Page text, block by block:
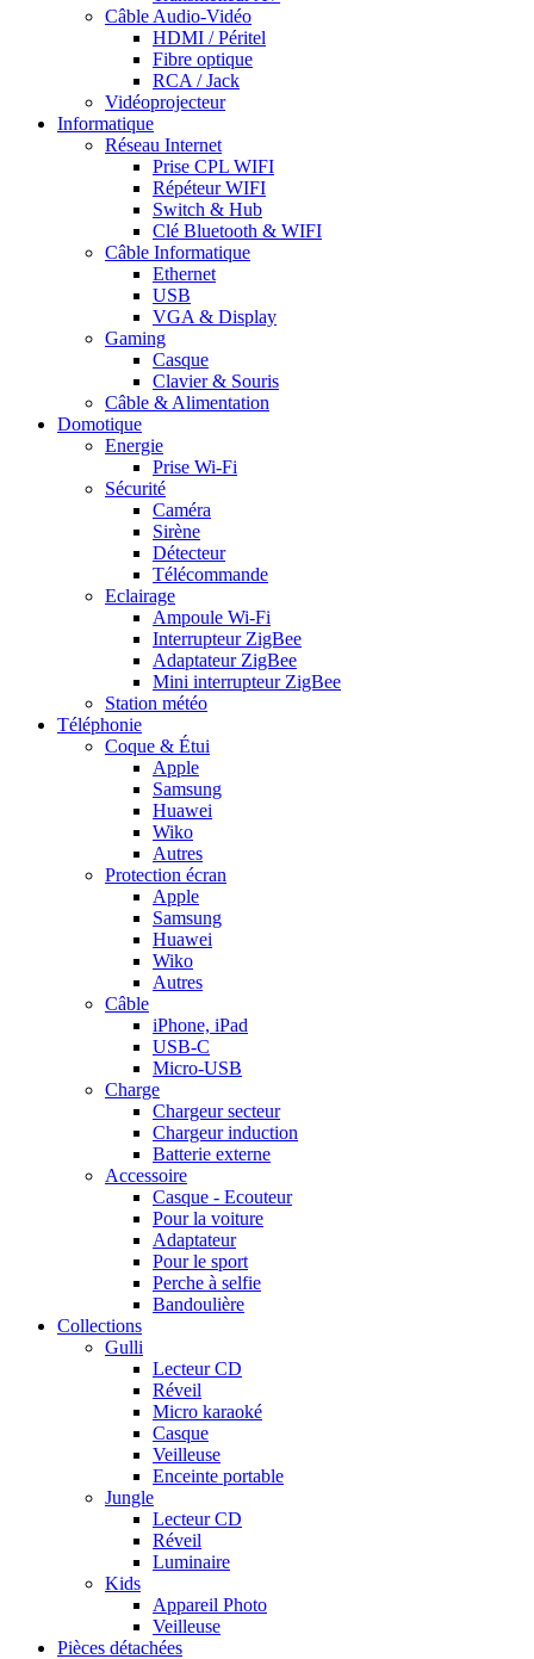
Câble Audio-Vidéo
HDMI / Péritel
Fibre optique
RCA / Jack
Vidéoprojecteur
Informatique
Réseau Internet
Prise CPL WIFI
Répéteur WIFI
Switch & Hub
Clé Bluetooth & WIFI
Câble Informatique
Ethernet
USB
VGA & Display
Gaming
Casque
Clavier & Souris
Câble & Alimentation
Domotique
Energie
Prise Wi-Fi
Sécurité
Caméra
Sirène
Détecteur
Télécommande
Eclairage
Ampoule Wi-Fi
Interrupteur ZigBee
Adaptateur ZigBee
Mini interrupteur ZigBee
Station météo
Téléphonie
Coque & Étui
Apple
Samsung
Huawei
Wiko
Autres
Protection écran
Apple
Samsung
Huawei
Wiko
Autres
Câble
iPhone, iPad
USB-C
Micro-USB
Charge
Chargeur secteur
Chargeur induction
Batterie externe
Accessoire
Casque - Ecouteur
Pour la voiture
Adaptateur
Pour le sport
Perche à selfie
Bandoulière
Collections
Gulli
Lecteur CD
Réveil
Micro karaoké
Casque
Veilleuse
Enceinte portable
Jungle
Lecteur CD
Réveil
Luminaire
Kids
Appareil Photo
Veilleuse
Pièces détachées